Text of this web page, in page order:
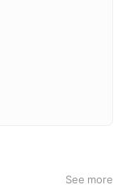
See more